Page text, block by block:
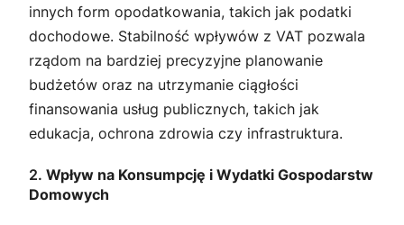
innych form opodatkowania, takich jak podatki
dochodowe. Stabilność wpływów z VAT pozwala
rządom na bardziej precyzyjne planowanie
budżetów oraz na utrzymanie ciągłości
finansowania usług publicznych, takich jak
edukacja, ochrona zdrowia czy infrastruktura.
2. Wpływ na Konsumpcję i Wydatki Gospodarstw
Domowych